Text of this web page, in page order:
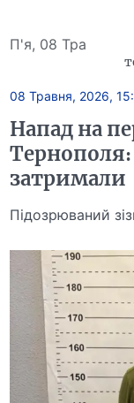
П'я, 08 Тра
08 Травня, 2026,
Напад на
затримали
Підозрюваний